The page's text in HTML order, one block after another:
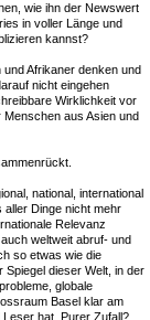
wie ihn der Newswert
in voller Länge und
kannst?
und Afrikaner denken und
nicht eingehen
Wirklichkeit vor
aus Asien und
national, international
Dinge nicht mehr
Relevanz
weltweit abruf- und
so etwas wie die
dieser Welt, in der
globale
Basel klar am
hat. Purer Zufall?